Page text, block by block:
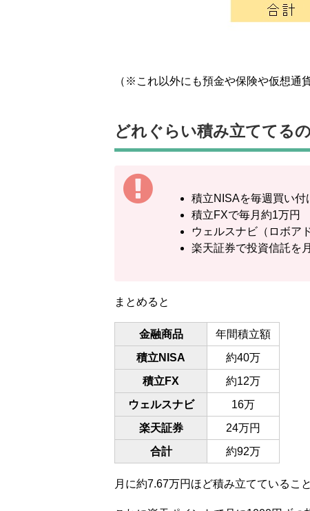
（※これ以外にも預金や保険や仮想通
どれぐらい積み立ててる
積立NISAを毎週買い付
積立FXで毎月約1万円
ウェルスナビ（ロボア
楽天証券で投資信託を
まとめると
金融商品
年間積立額
積立NISA
約40万
積立FX
約12万
ウェルスナビ
16万
楽天証券
24万円
合計
約92万
月に約7.67万円ほど積み立てているこ